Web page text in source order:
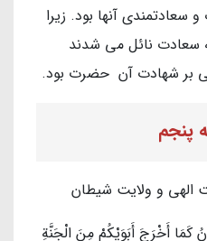
آنها بود. زیرا
سعادت نائل می شدند
بر شهادت آن حضرت بود.
پنجم
الهی و ولایت شیطان
كَمَا أَخْرَجَ أَبَوَيْكُمْ مِنَ الْجَنَّةِ